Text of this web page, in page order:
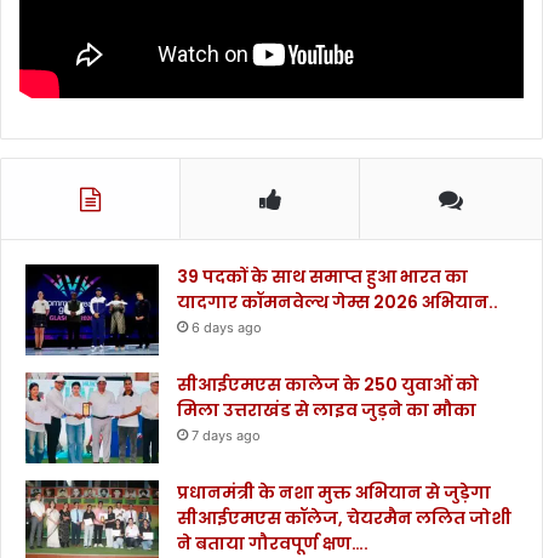
39 पदकों के साथ समाप्त हुआ भारत का
यादगार कॉमनवेल्थ गेम्स 2026 अभियान..
6 days ago
सीआईएमएस कालेज के 250 युवाओं को
मिला उत्तराखंड से लाइव जुड़ने का मौका
7 days ago
प्रधानमंत्री के नशा मुक्त अभियान से जुड़ेगा
सीआईएमएस कॉलेज, चेयरमैन ललित जोशी
ने बताया गौरवपूर्ण क्षण….